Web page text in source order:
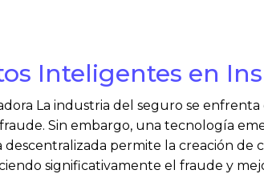
Inteligentes en
La industria del seguro se
fraude. Sin embargo, una tecnología
permite la creación
significativamente el fraude y